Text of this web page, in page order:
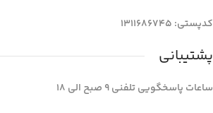
کدپستی: 1311686745
پشتیبانی
ساعات پاسخگویی تلفنی 9 صبح الی 18